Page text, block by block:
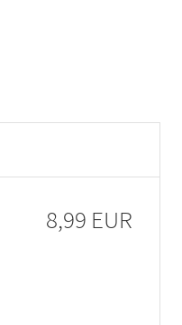
8,99 EUR